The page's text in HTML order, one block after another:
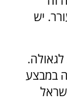
יש
במבצע